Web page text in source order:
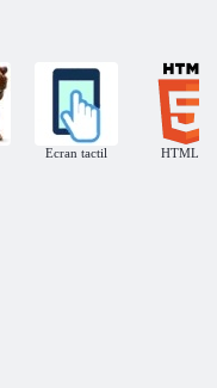
Ecran tactil HTML5